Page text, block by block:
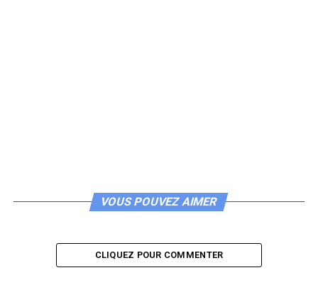
VOUS POUVEZ AIMER
CLIQUEZ POUR COMMENTER